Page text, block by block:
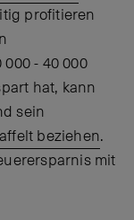
profitieren
- 40 000
hat, kann
sein
beziehen.
mit